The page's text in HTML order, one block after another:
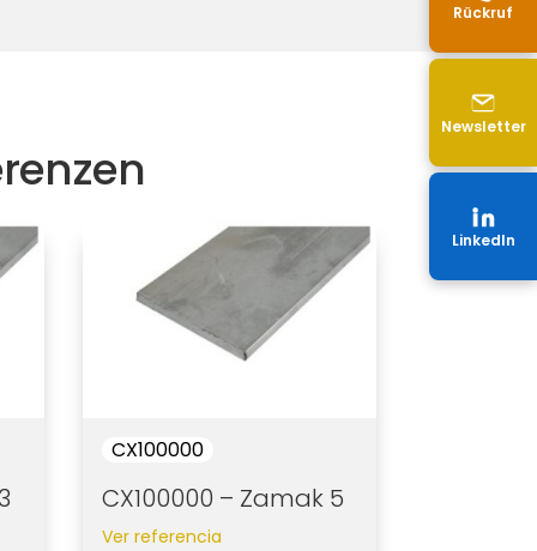
CX100000
CX100000 – Zamak 5
Ver referencia
Rückruf
Newsletter
LinkedIn